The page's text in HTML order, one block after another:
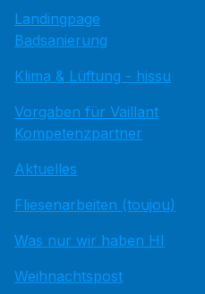
Landingpage
Badsanierung
Klima & Lüftung - hissu
Vorgaben für Vaillant
Kompetenzpartner
Aktuelles
Fliesenarbeiten (toujou)
Was nur wir haben HI
Weihnachtspost